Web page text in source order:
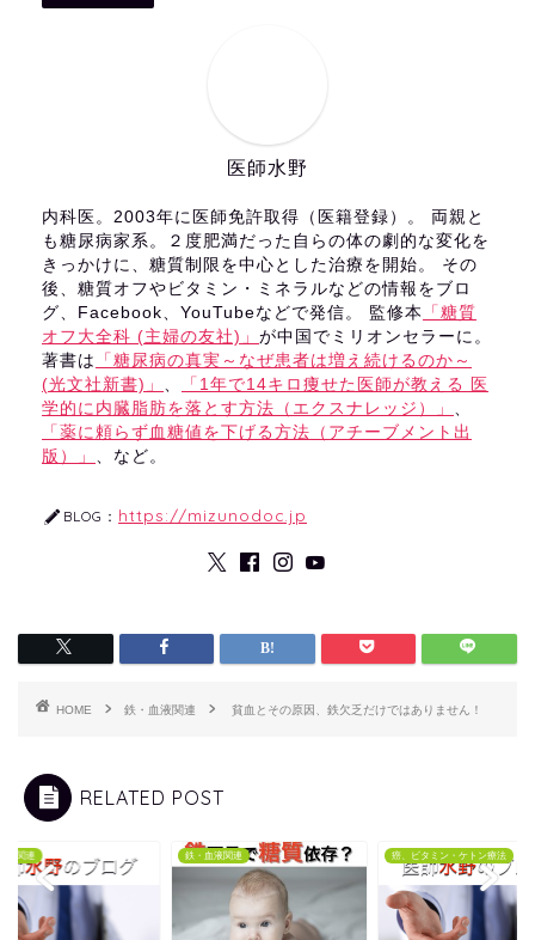
医師水野
内科医。2003年に医師免許取得（医籍登録）。 両親と
も糖尿病家系。２度肥満だった自らの体の劇的な変化を
きっかけに、糖質制限を中心とした治療を開始。 その
後、糖質オフやビタミン・ミネラルなどの情報をブロ
グ、Facebook、YouTubeなどで発信。 監修本
「糖質
オフ大全科 (主婦の友社)」 が中国でミリオンセラーに。
著書は
「糖尿病の真実～なぜ患者は増え続けるのか～
(光文社新書)」 、
「1年で14キロ痩せた医師が教える 医
学的に内臓脂肪を落とす方法（エクスナレッジ）」 、
「薬に頼らず血糖値を下げる方法（アチーブメント出
版）」 、など。
BLOG： https://mizunodoc.jp
HOME 鉄・血液関連 貧血とその原因、鉄欠乏だけではありません！
RELATED POST
液関連 鉄・血液関連 癌、ビタミン・ケトン療法